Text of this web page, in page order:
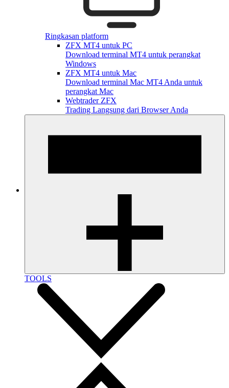
Ringkasan platform
ZFX MT4 untuk PC
Download terminal MT4 untuk perangkat
Windows
ZFX MT4 untuk Mac
Download terminal Mac MT4 Anda untuk
perangkat Mac
Webtrader ZFX
Trading Langsung dari Browser Anda
TOOLS